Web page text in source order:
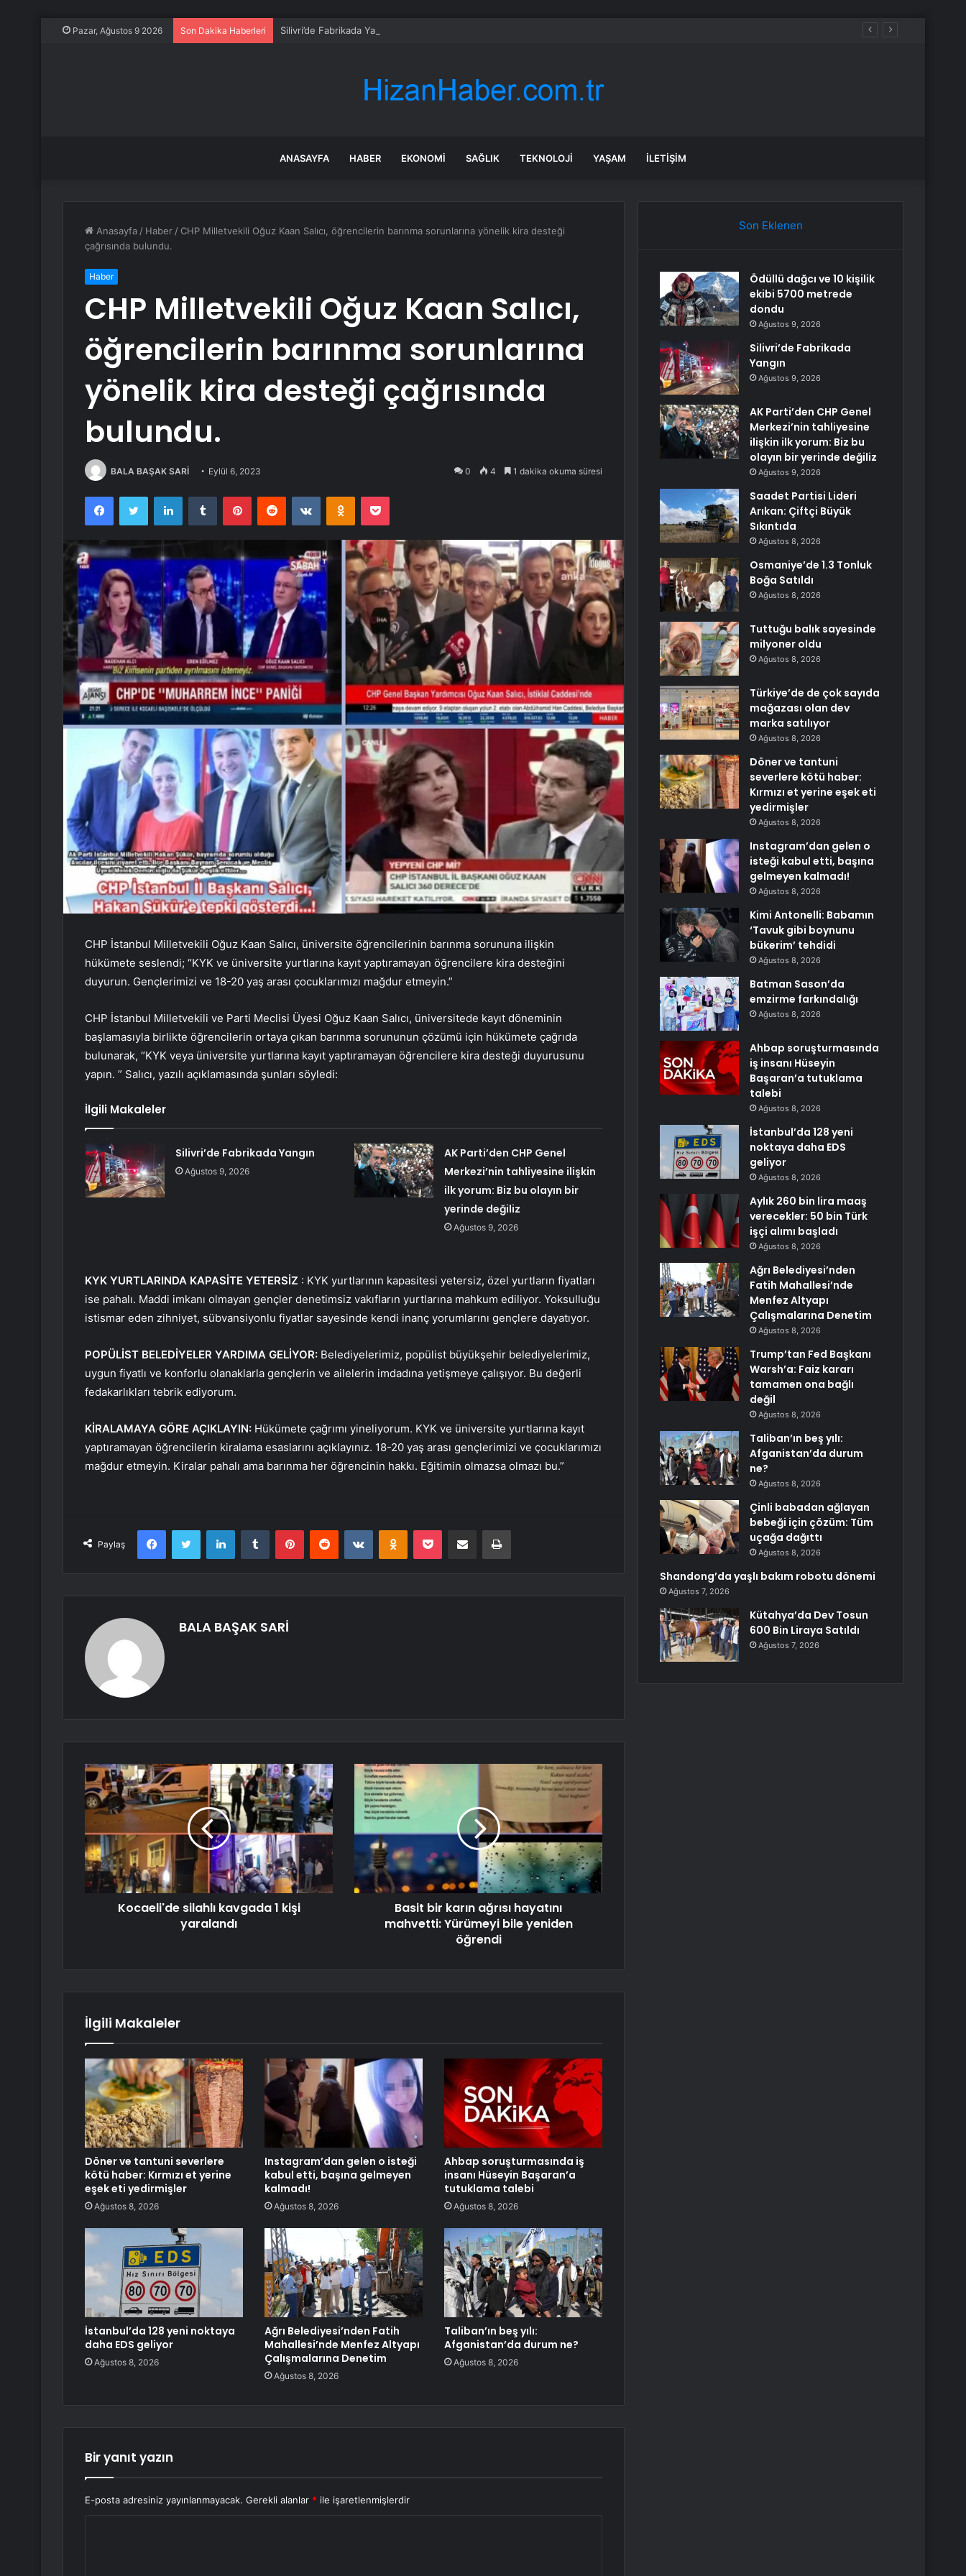
Pazar, Ağustos 9 2026 Son Dakika Haberleri Silivri’de Fabrikada Yangın
ANASAYFA HABER EKONOMI SAĞLIK TEKNOLOJI YAŞAM İLETIŞIM
Anasayfa / Haber / CHP Milletvekili Oğuz Kaan Salıcı, öğrencilerin barınma sorunlarına yönelik kira desteği
çağrısında bulundu.
Haber
CHP Milletvekili Oğuz Kaan Salıcı,
öğrencilerin barınma sorunlarına
yönelik kira desteği çağrısında
bulundu.
BALA BAŞAK SARİ Eylül 6, 2023 0 4 1 dakika okuma süresi
FacebookTwitter LinkedInTumblr PinterestReddit VKontakteOdnoklassniki
Pocket
CHP İstanbul Milletvekili Oğuz Kaan Salıcı, üniversite öğrencilerinin barınma sorununa ilişkin
hükümete seslendi; “KYK ve üniversite yurtlarına kayıt yaptıramayan öğrencilere kira desteğini
duyurun. Gençlerimizi ve 18-20 yaş arası çocuklarımızı mağdur etmeyin.”
CHP İstanbul Milletvekili ve Parti Meclisi Üyesi Oğuz Kaan Salıcı, üniversitede kayıt döneminin
başlamasıyla birlikte öğrencilerin ortaya çıkan barınma sorununun çözümü için hükümete çağrıda
bulunarak, “KYK veya üniversite yurtlarına kayıt yaptıramayan öğrencilere kira desteği duyurusunu
yapın. ” Salıcı, yazılı açıklamasında şunları söyledi:
İlgili Makaleler
Silivri’de Fabrikada Yangın
Ağustos 9, 2026
AK Parti’den CHP Genel
Merkezi’nin tahliyesine ilişkin
ilk yorum: Biz bu olayın bir
yerinde değiliz
Ağustos 9, 2026
KYK YURTLARINDA KAPASİTE YETERSİZ : KYK yurtlarının kapasitesi yetersiz, özel yurtların fiyatları
ise pahalı. Maddi imkanı olmayan gençler denetimsiz vakıfların yurtlarına mahkum ediliyor. Yoksulluğu
istismar eden zihniyet, sübvansiyonlu fiyatlar sayesinde kendi inanç yorumlarını gençlere dayatıyor.
POPÜLİST BELEDİYELER YARDIMA GELİYOR: Belediyelerimiz, popülist büyükşehir belediyelerimiz,
uygun fiyatlı ve konforlu olanaklarla gençlerin ve ailelerin imdadına yetişmeye çalışıyor. Bu değerli
fedakarlıkları tebrik ediyorum.
KİRALAMAYA GÖRE AÇIKLAYIN: Hükümete çağrımı yineliyorum. KYK ve üniversite yurtlarına kayıt
yaptıramayan öğrencilerin kiralama esaslarını açıklayınız. 18-20 yaş arası gençlerimizi ve çocuklarımızı
mağdur etmeyin. Kiralar pahalı ama barınma her öğrencinin hakkı. Eğitimin olmazsa olmazı bu.”
Paylaş
FacebookTwitter LinkedInTumblr PinterestReddit VKontakteOdnoklassniki
Pocket E-Posta ile paylaş Yazdır
BALA BAŞAK SARİ
Kocaeli'de silahlı kavgada 1 kişi
yaralandı
Basit bir karın ağrısı hayatını
mahvetti: Yürümeyi bile yeniden
öğrendi
İlgili Makaleler
Döner ve tantuni severlere
kötü haber: Kırmızı et yerine
eşek eti yedirmişler
Ağustos 8, 2026
Instagram’dan gelen o isteği
kabul etti, başına gelmeyen
kalmadı!
Ağustos 8, 2026
Ahbap soruşturmasında iş
insanı Hüseyin Başaran’a
tutuklama talebi
Ağustos 8, 2026
İstanbul’da 128 yeni noktaya
daha EDS geliyor
Ağustos 8, 2026
Ağrı Belediyesi’nden Fatih
Mahallesi’nde Menfez Altyapı
Çalışmalarına Denetim
Ağustos 8, 2026
Taliban’ın beş yılı:
Afganistan’da durum ne?
Ağustos 8, 2026
Bir yanıt yazın
E-posta adresiniz yayınlanmayacak. Gerekli alanlar * ile işaretlenmişlerdir
Son Eklenen
Ödüllü dağcı ve 10 kişilik
ekibi 5700 metrede
dondu
Ağustos 9, 2026
Silivri’de Fabrikada
Yangın
Ağustos 9, 2026
AK Parti’den CHP Genel
Merkezi’nin tahliyesine
ilişkin ilk yorum: Biz bu
olayın bir yerinde değiliz
Ağustos 9, 2026
Saadet Partisi Lideri
Arıkan: Çiftçi Büyük
Sıkıntıda
Ağustos 8, 2026
Osmaniye’de 1.3 Tonluk
Boğa Satıldı
Ağustos 8, 2026
Tuttuğu balık sayesinde
milyoner oldu
Ağustos 8, 2026
Türkiye’de de çok sayıda
mağazası olan dev
marka satılıyor
Ağustos 8, 2026
Döner ve tantuni
severlere kötü haber:
Kırmızı et yerine eşek eti
yedirmişler
Ağustos 8, 2026
Instagram’dan gelen o
isteği kabul etti, başına
gelmeyen kalmadı!
Ağustos 8, 2026
Kimi Antonelli: Babamın
‘Tavuk gibi boynunu
bükerim’ tehdidi
Ağustos 8, 2026
Batman Sason’da
emzirme farkındalığı
Ağustos 8, 2026
Ahbap soruşturmasında
iş insanı Hüseyin
Başaran’a tutuklama
talebi
Ağustos 8, 2026
İstanbul’da 128 yeni
noktaya daha EDS
geliyor
Ağustos 8, 2026
Aylık 260 bin lira maaş
verecekler: 50 bin Türk
işçi alımı başladı
Ağustos 8, 2026
Ağrı Belediyesi’nden
Fatih Mahallesi’nde
Menfez Altyapı
Çalışmalarına Denetim
Ağustos 8, 2026
Trump’tan Fed Başkanı
Warsh’a: Faiz kararı
tamamen ona bağlı
değil
Ağustos 8, 2026
Taliban’ın beş yılı:
Afganistan’da durum
ne?
Ağustos 8, 2026
Çinli babadan ağlayan
bebeği için çözüm: Tüm
uçağa dağıttı
Ağustos 8, 2026
Shandong’da yaşlı bakım robotu dönemi
Ağustos 7, 2026
Kütahya’da Dev Tosun
600 Bin Liraya Satıldı
Ağustos 7, 2026